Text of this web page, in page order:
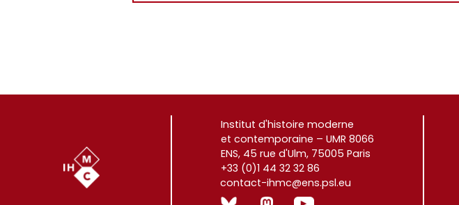
Institut d'histoire moderne
et contemporaine – UMR 8066
ENS, 45 rue d'Ulm, 75005 Paris
+33 (0)1 44 32 32 86
contact-ihmc@ens.psl.eu